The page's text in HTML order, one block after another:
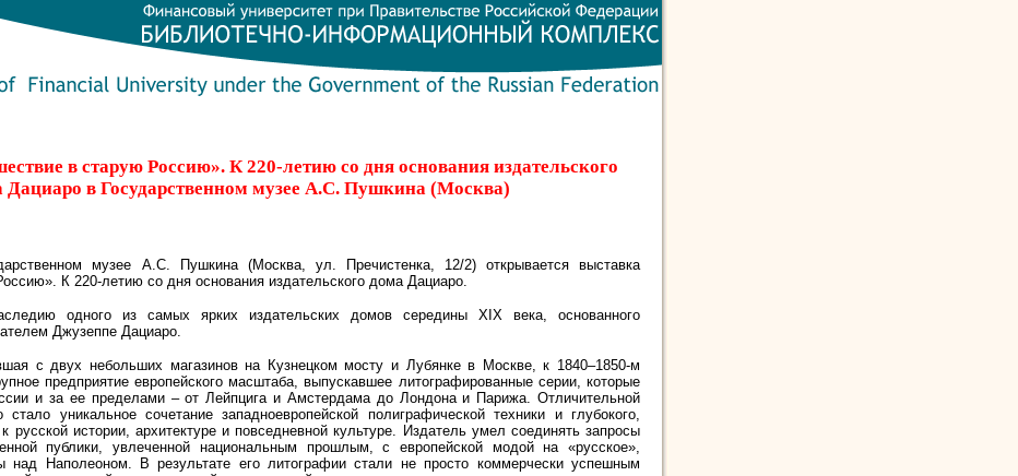
в старую Россию». К 220-летию со дня основания издательского
Дациаро в Государственном музее А.С. Пушкина (Москва)
музее А.С. Пушкина (Москва, ул. Пречистенка, 12/2) открывается выставка
К 220-летию со дня основания издательского дома Дациаро.
одного из самых ярких издательских домов середины XIX века, основанного
Джузеппе Дациаро.
с двух небольших магазинов на Кузнецком мосту и Лубянке в Москве, к 1840–1850‑м
предприятие европейского масштаба, выпускавшее литографированные серии, которые
и за ее пределами – от Лейпцига и Амстердама до Лондона и Парижа. Отличительной
уникальное сочетание западноевропейской полиграфической техники и глубокого,
русской истории, архитектуре и повседневной культуре. Издатель умел соединять запросы
публики, увлеченной национальным прошлым, с европейской модой на «русское»,
над Наполеоном. В результате его литографии стали не просто коммерчески успешным